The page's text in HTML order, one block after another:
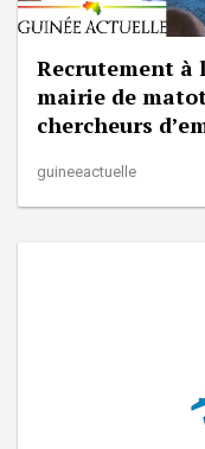
Recrutement à
mairie de
chercheurs
guineeactuelle